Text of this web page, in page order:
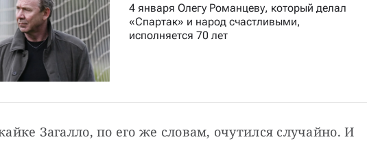
4 января Олегу Романцеву, который делал
«Спартак» и народ счастливыми,
исполняется 70 лет
Загалло, по его же словам, очутился случайно. И